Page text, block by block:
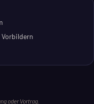
anlegen. Material
oder Vortrag.